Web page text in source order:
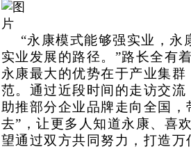
“永康模式能够强实业，
实业发展的路径。”路长全有
永康最大的优势在于产业集
范。通过近段时间的走访交
助推部分企业品牌走向全国
去”，让更多人知道永康、喜
望通过双方共同努力，打造